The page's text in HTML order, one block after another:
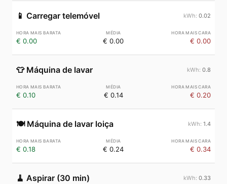
📱 Carregar telemóvel 0.02
€ 0.00 € 0.00 € 0.00
👕 Máquina de lavar 0.8
€ 0.10 € 0.14 € 0.20
🍽️ Máquina de lavar loiça 1.4
€ 0.18 € 0.24 € 0.34
🧹 Aspirar (30 min) 0.33